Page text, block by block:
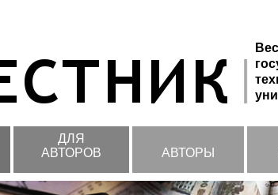
ДЛЯ
АВТОРОВ
АВТОРЫ